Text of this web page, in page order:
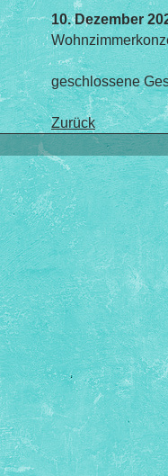
10. Dezember
geschlossene
Zurück